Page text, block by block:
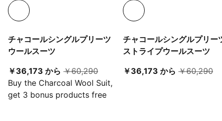
チャコールシングルプリーツ
ウールスーツ
￥36,173 から 現在の価格 ￥36,173 から
￥60,290元の価格 ￥60,290
Buy the Charcoal Wool Suit,
get 3 bonus products free
チャコールシングルプリー
ストライプウールスーツ
￥36,173 から 現在の価格
￥60,290